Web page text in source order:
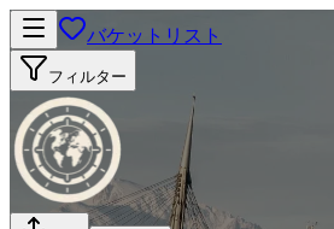
バケットリスト
フィルター